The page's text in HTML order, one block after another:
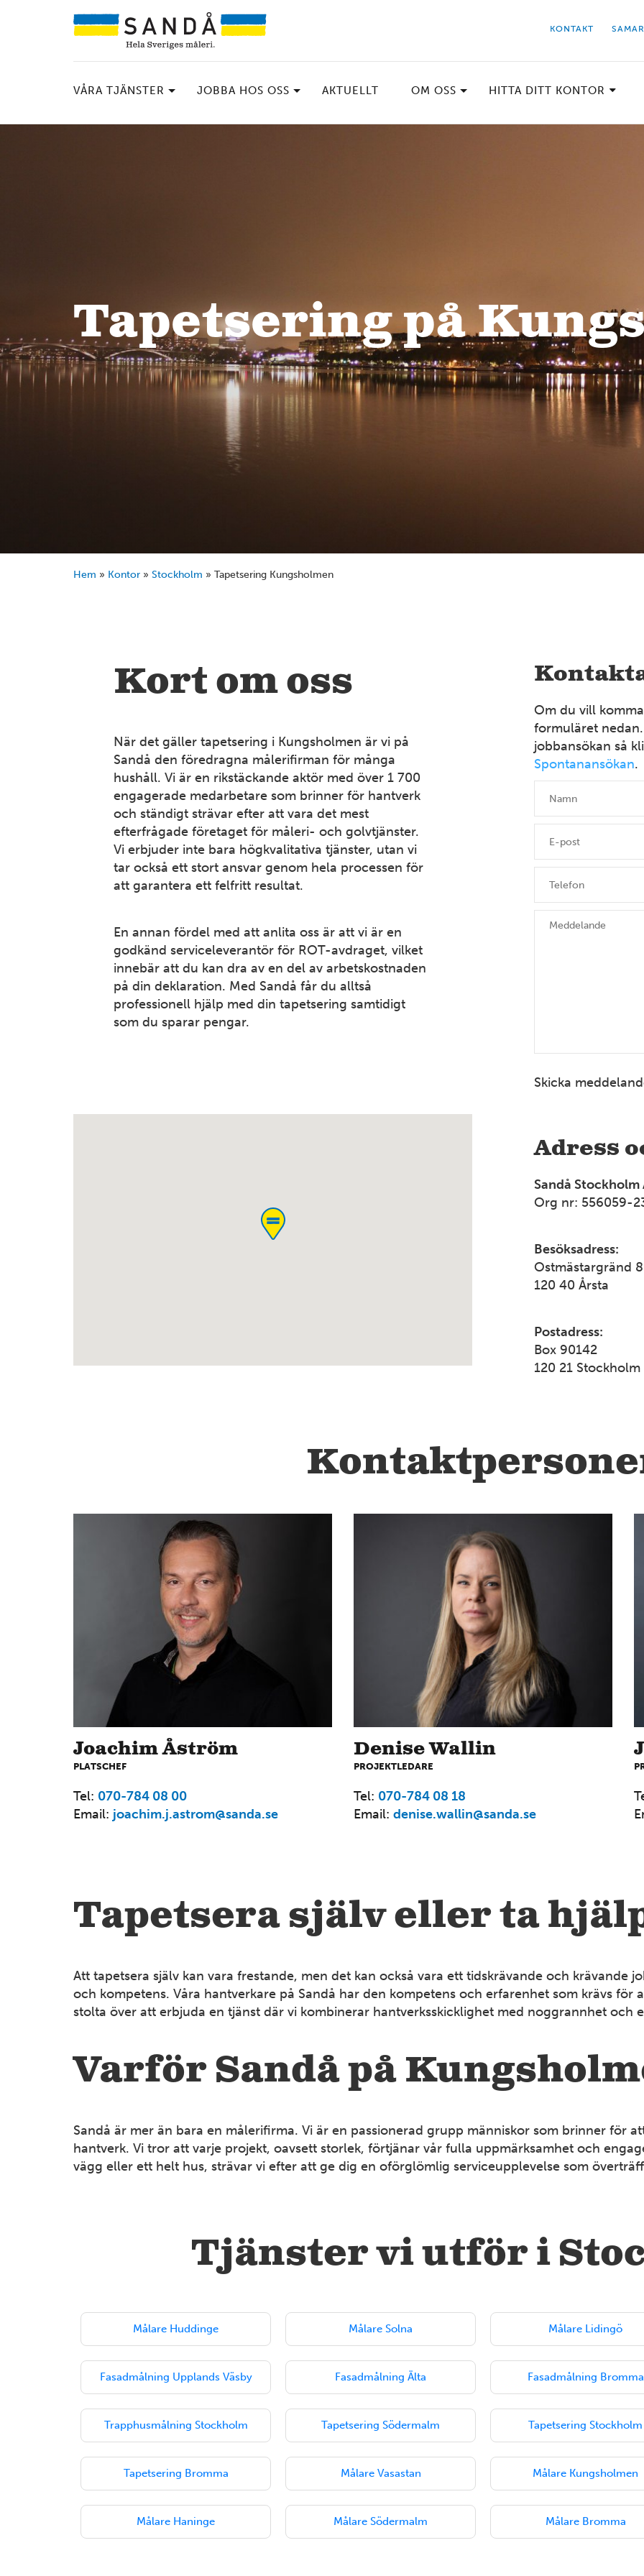
KONTAKT
VÅRA TJÄNSTER JOBBA HOS OSS AKTUELLT OM OSS HITTA DITT KONTOR
12
4
Tapetsering på
Hem » Kontor » Stockholm » Tapetsering Kungsholmen
Kort om oss
När det gäller tapetsering i Kungsholmen är vi på
Sandå den föredragna målerifirman för många
hushåll. Vi är en rikstäckande aktör med över 1 700
engagerade medarbetare som brinner för hantverk
och ständigt strävar efter att vara det mest
efterfrågade företaget för måleri- och golvtjänster.
Vi erbjuder inte bara högkvalitativa tjänster, utan vi
tar också ett stort ansvar genom hela processen för
att garantera ett felfritt resultat.
En annan fördel med att anlita oss är att vi är en
godkänd serviceleverantör för ROT-avdraget, vilket
innebär att du kan dra av en del av arbetskostnaden
på din deklaration. Med Sandå får du alltså
professionell hjälp med din tapetsering samtidigt
som du sparar pengar.
Om du vill
formuläret
jobbansökan så
Spontanansökan.
Skicka
Adress
Sandå Stockholm
Org nr: 556059-
Besöksadress:
Ostmästargränd 8
120 40 Årsta
Postadress:
Box 90142
120 21 Stockholm
Joachim Åström
PLATSCHEF
Tel: 070-784 08 00
Email: joachim.j.astrom@sanda.se
Denise Wallin
PROJEKTLEDARE
Tel: 070-784 08 18
Email: denise.wallin@sanda.se
Tapetsera själv eller ta
Att tapetsera själv kan vara frestande, men det kan också vara ett tidskrävande och krävande
och kompetens. Våra hantverkare på Sandå har den kompetens och erfarenhet som krävs för
stolta över att erbjuda en tjänst där vi kombinerar hantverksskicklighet med noggrannhet och
Varför Sandå på
Sandå är mer än bara en målerifirma. Vi är en passionerad grupp människor som brinner för
hantverk. Vi tror att varje projekt, oavsett storlek, förtjänar vår fulla uppmärksamhet och
vägg eller ett helt hus, strävar vi efter att ge dig en oförglömlig serviceupplevelse som
Tjänster vi utför i
Målare Huddinge Målare Solna Målare Lidingö
Fasadmålning Upplands Väsby Fasadmålning Älta Fasadmålning Bromma
Trapphusmålning Stockholm Tapetsering Södermalm Tapetsering Stockholm
Tapetsering Bromma Målare Vasastan Målare Kungsholmen
Målare Haninge Målare Södermalm Målare Bromma